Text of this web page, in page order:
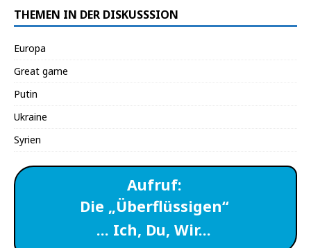
THEMEN IN DER DISKUSSSION
Europa
Great game
Putin
Ukraine
Syrien
Aufruf:
Die „Überflüssigen“
… Ich, Du, Wir…